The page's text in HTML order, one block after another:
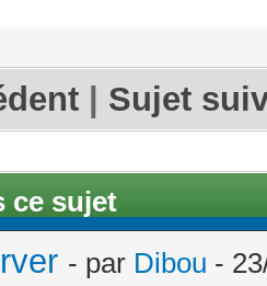
Sujet
ce sujet
- par Dibou -